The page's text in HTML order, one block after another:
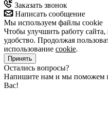
Заказать звонок
Написать сообщение
Мы используем файлы cookie
Чтобы улучшить работу
удобство. Продолжая
использование cookie.
Принять
Остались вопросы?
Напишите нам и мы поможем
Вас!